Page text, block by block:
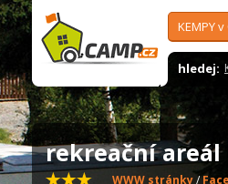
KEMPY v
hledej:
rekreační areál
WWW stránky/